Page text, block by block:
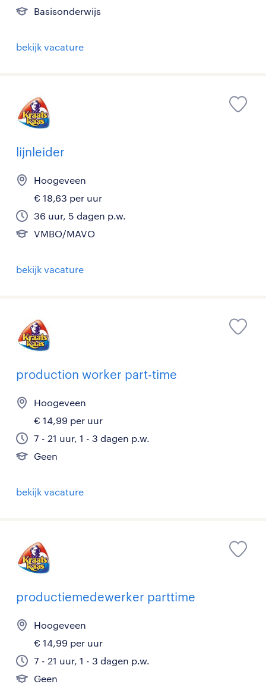
Basisonderwijs
bekijk vacature
lijnleider
Hoogeveen
€ 18,63 per uur
36 uur, 5 dagen p.w.
VMBO/MAVO
bekijk vacature
production worker part-time
Hoogeveen
€ 14,99 per uur
7 - 21 uur, 1 - 3 dagen p.w.
Geen
bekijk vacature
productiemedewerker parttime
Hoogeveen
€ 14,99 per uur
7 - 21 uur, 1 - 3 dagen p.w.
Geen